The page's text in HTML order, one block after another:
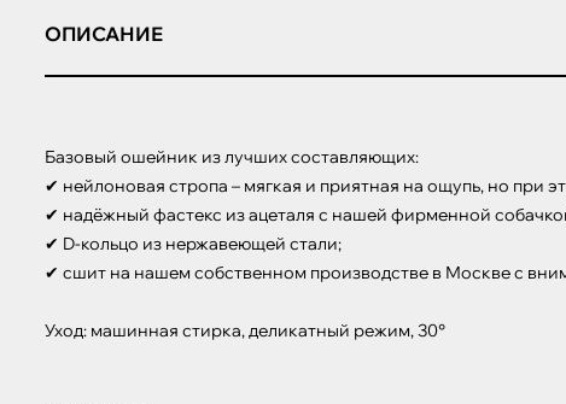
ОПИСАНИЕ
Базовый ошейник из лучших составляющих:
✔ нейлоновая стропа – мягкая и приятная на ощупь, но при
✔ надёжный фастекс из ацеталя с нашей фирменной
✔ D-кольцо из нержавеющей стали;
✔ сшит на нашем собственном производстве в Москве с
Уход: машинная стирка, деликатный режим, 30°